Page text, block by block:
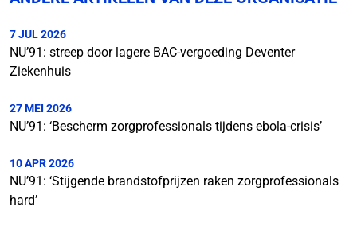
7 JUL 2026
NU’91: streep door lagere BAC-vergoeding Deventer
Ziekenhuis
27 MEI 2026
NU’91: ‘Bescherm zorgprofessionals tijdens ebola-crisis’
10 APR 2026
NU’91: ‘Stijgende brandstofprijzen raken zorgprofessionals
hard’